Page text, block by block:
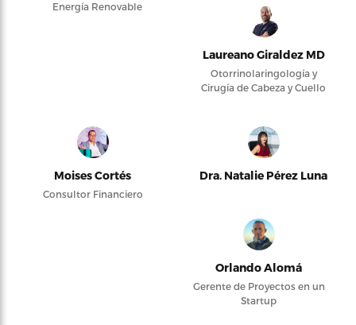
Energía Renovable
Laureano Giraldez MD
Otorrinolaringología y
Cirugía de Cabeza y Cuello
Moises Cortés
Consultor Financiero
Dra. Natalie Pérez Luna
Orlando Alomá
Gerente de Proyectos en un
Startup